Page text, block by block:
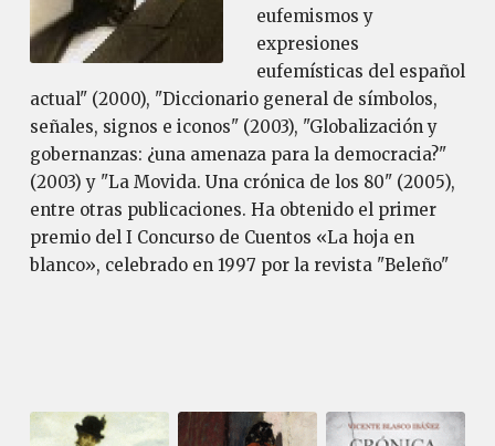
eufemismos y
expresiones
eufemísticas del español
actual" (2000), "Diccionario general de símbolos,
señales, signos e iconos" (2003), "Globalización y
gobernanzas: ¿una amenaza para la democracia?"
(2003) y "La Movida. Una crónica de los 80" (2005),
entre otras publicaciones. Ha obtenido el primer
premio del I Concurso de Cuentos «La hoja en
blanco», celebrado en 1997 por la revista "Beleño"